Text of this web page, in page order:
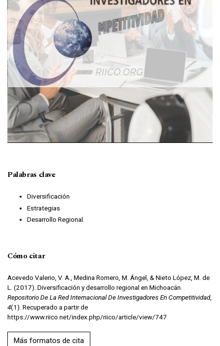
Palabras clave
Diversificación
Estrategias
Desarrollo Regional.
Cómo citar
Acevedo Valerio, V. A., Medina Romero, M. Ángel, & Nieto López, M. de
L. (2017). Diversificación y desarrollo regional en Michoacán.
Repositorio De La Red Internacional De Investigadores En Competitividad,
4(1). Recuperado a partir de
https://www.riico.net/index.php/riico/article/view/747
Más formatos de cita